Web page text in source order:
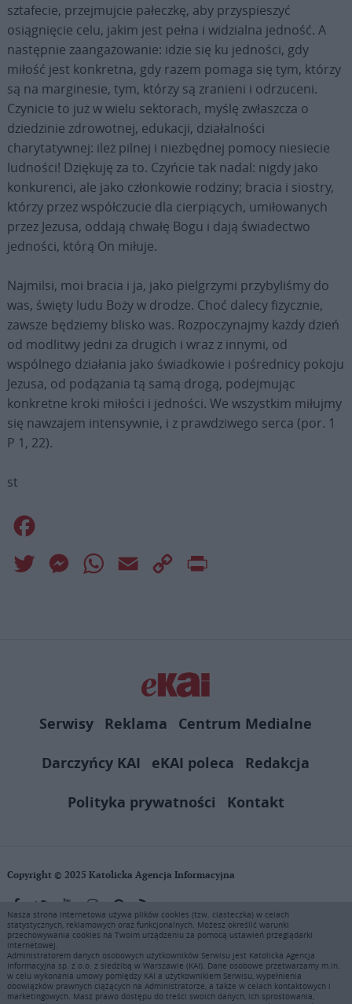
sztafecie, przejmujcie pałeczkę, aby przyspieszyć
osiągnięcie celu, jakim jest pełna i widzialna jedność. A
następnie zaangażowanie: idzie się ku jedności, gdy
miłość jest konkretna, gdy razem pomaga się tym, którzy
są na marginesie, tym, którzy są zranieni i odrzuceni.
Czynicie to już w wielu sektorach, myślę zwłaszcza o
dziedzinie zdrowotnej, edukacji, działalności
charytatywnej: ileż pilnej i niezbędnej pomocy niesiecie
ludności! Dziękuję za to. Czyńcie tak nadal: nigdy jako
konkurenci, ale jako członkowie rodziny; bracia i siostry,
którzy przez współczucie dla cierpiących, umiłowanych
przez Jezusa, oddają chwałę Bogu i dają świadectwo
jedności, którą On miłuje.
Najmilsi, moi bracia i ja, jako pielgrzymi przybyliśmy do
was, święty ludu Boży w drodze. Choć dalecy fizycznie,
zawsze będziemy blisko was. Rozpoczynajmy każdy dzień
od modlitwy jedni za drugich i wraz z innymi, od
wspólnego działania jako świadkowie i pośrednicy pokoju
Jezusa, od podążania tą samą drogą, podejmując
konkretne kroki miłości i jedności. We wszystkim miłujmy
się nawzajem intensywnie, i z prawdziwego serca (por. 1
P 1, 22).
st
Twitter MessengerWhatsApp
Email
Copy
Serwisy Reklama
Centrum Medialne
Darczyńcy KAI
eKAI poleca
Redakcja
Polityka prywatności
Kontakt
Copyright © 2025 Katolicka Agencja Informacyjna
KAI zastrzega wszelkie prawa do serwisu. Użytkownicy mogą pobierać
i drukować fragmenty zawartości serwisu internetowego www.ekai.pl
wyłącznie do użytku osobistego. Publikacja, rozpowszechnianie
zawartości niniejszego serwisu lub jej sprzedaż (także framing i in.
podobne metody), są bez uprzedniej pisemnej zgody KAI zabronione i
stanowią naruszenie ustaw o prawie autorskim, ochronie baz danych i
Nasza strona internetowa używa plików cookies (tzw. ciasteczka) w celach
statystycznych, reklamowych oraz funkcjonalnych. Możesz określić warunki
przechowywania cookies na Twoim urządzeniu za pomocą ustawień przeglądarki
internetowej.
Administratorem danych osobowych użytkowników Serwisu jest Katolicka Agencja
Informacyjna sp. z o.o. z siedzibą w Warszawie (KAI). Dane osobowe przetwarzamy m.in.
w celu wykonania umowy pomiędzy KAI a użytkownikiem Serwisu, wypełnienia
obowiązków prawnych ciążących na Administratorze, a także w celach kontaktowych i
marketingowych. Masz prawo dostępu do treści swoich danych, ich sprostowania,